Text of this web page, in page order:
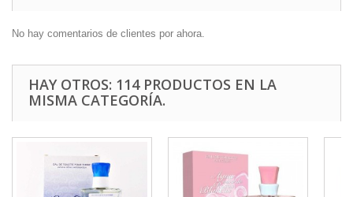
No hay comentarios de clientes por ahora.
HAY OTROS: 114 PRODUCTOS EN LA
MISMA CATEGORÍA.